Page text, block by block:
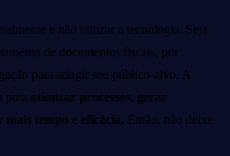
e não utilizar a tecnologia. Seja
de documentos fiscais por
para atingir seu público-alvo. A
para otimizar processos, gerar
tempo e eficácia. Então, não deixe